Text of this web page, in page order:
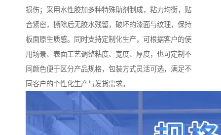
损伤；采用水性胶加多种特殊助剂制成，粘力均衡，贴
合紧密，撕除后无胶水残留，破坏的漆面与纹理，保持
板面原生质感。同时支持定制化生产，可根据客户的使
用场景、表面工艺调整粘度、宽度、厚度，也可定制不
同颜色便于区分产品规格，包装方式灵活可选，满足不
同客户的个性化生产与发货需求。